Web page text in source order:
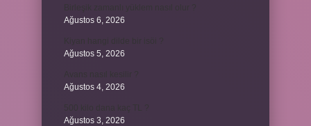
Ağustos 6, 2026
Ağustos 5, 2026
Ağustos 4, 2026
Ağustos 3, 2026